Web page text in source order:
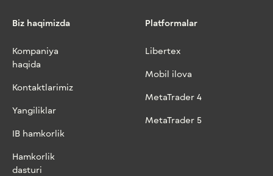
Biz haqimizda
Kompaniya
haqida
Kontaktlarimiz
Yangiliklar
IB hamkorlik
Hamkorlik
dasturi
Platformalar
Libertex
Mobil ilova
MetaTrader 4
MetaTrader 5